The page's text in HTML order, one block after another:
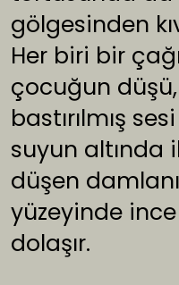
gölgesinden
Her biri bir
çocuğun
bastırılmış
suyun altında
düşen
yüzeyinde
dolaşır.